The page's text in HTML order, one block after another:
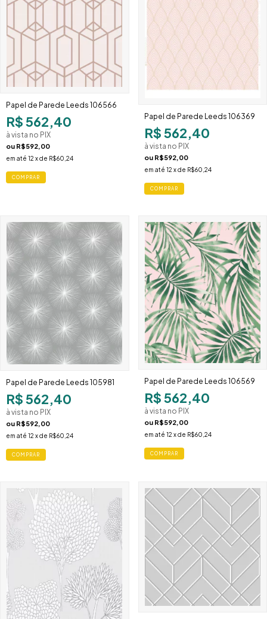
Papel de Parede Leeds 106566
R$ 562,40
à vista no PIX
ou R$592,00
em até 12 x de R$60,24
COMPRAR
Papel de Parede Leeds 106369
R$ 562,40
à vista no PIX
ou R$592,00
em até 12 x de R$60,24
COMPRAR
Papel de Parede Leeds 105981
R$ 562,40
à vista no PIX
ou R$592,00
em até 12 x de R$60,24
COMPRAR
Papel de Parede Leeds 106569
R$ 562,40
à vista no PIX
ou R$592,00
em até 12 x de R$60,24
COMPRAR